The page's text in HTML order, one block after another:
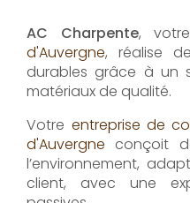
AC Charpente,
d'Auvergne, réalise
durables grâce à un
matériaux de qualité.
Votre entreprise de
d'Auvergne conçoit
l’environnement,
client, avec une